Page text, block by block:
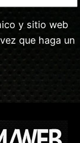
y sitio web
que haga un